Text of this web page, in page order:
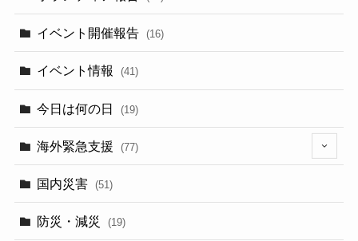
イベント開催報告 (16)
イベント情報 (41)
今日は何の日 (19)
海外緊急支援 (77)
国内災害 (51)
防災・減災 (19)